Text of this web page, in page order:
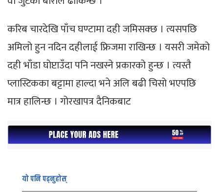
करिब चारदेखि पाँच घण्टामा दही जमिसक्छ । त्यसपछि
अमिलो हुन नदिन दहीलाई फ्रिजमा राखिन्छ । यसरी जमेको
दही भाँडा घोप्टाउँदा पनि नखस्ने प्रकारको हुन्छ । त्यस्तै
प्लास्टिकका बट्टामा हाल्दा भने अलि बढी चिसो भएपछि
मात्र हालिन्छ । गोरखापत्र दैनिकबाट
यो पनि पढ्नुहोस्